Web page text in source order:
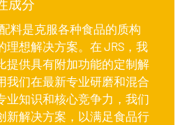
成分
料是克服各种食品的质构
理想解决方案。在 JRS，我
提供具有附加功能的定制解
我们在最新专业研磨和混合
业知识和核心竞争力，我们
新解决方案，以满足食品行